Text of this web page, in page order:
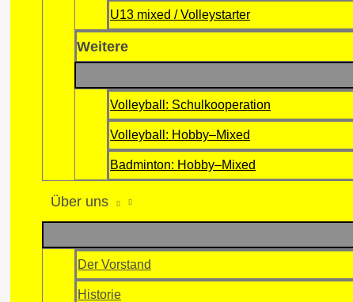
U13 mixed / Volleystarter
Weitere
Volleyball: Schulkooperation
Volleyball: Hobby–Mixed
Badminton: Hobby–Mixed
Über uns
Der Vorstand
Historie